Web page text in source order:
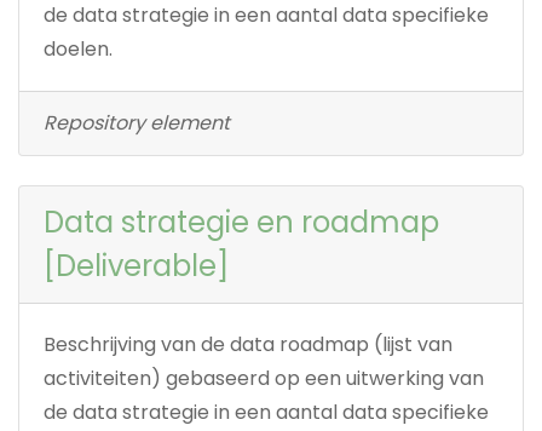
de data strategie in een aantal data specifieke
doelen.
Repository element
Data strategie en roadmap
[Deliverable]
Beschrijving van de data roadmap (lijst van
activiteiten) gebaseerd op een uitwerking van
de data strategie in een aantal data specifieke